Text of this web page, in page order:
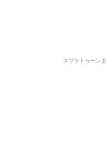
スプラトゥーン